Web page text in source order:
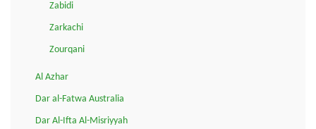
Zabidi
Zarkachi
Zourqani
Al Azhar
Dar al-Fatwa Australia
Dar Al-Ifta Al-Misriyyah